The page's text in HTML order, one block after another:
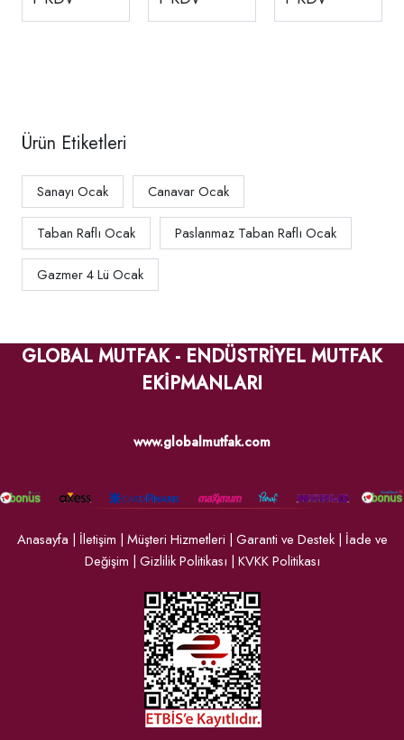
(90x90x25)
(80x80x25)
ve Lpg'li
Ürün Etiketleri
Sanayı Ocak Canavar Ocak
Taban Raflı Ocak Paslanmaz Taban Raflı Ocak
Gazmer 4 Lü Ocak
GLOBAL MUTFAK - ENDÜSTRİYEL MUTFAK
EKİPMANLARI
www.globalmutfak.com
Anasayfa | İletişim | Müşteri Hizmetleri | Garanti ve Destek| İade ve
Değişim | Gizlilik Politikası | KVKK Politikası